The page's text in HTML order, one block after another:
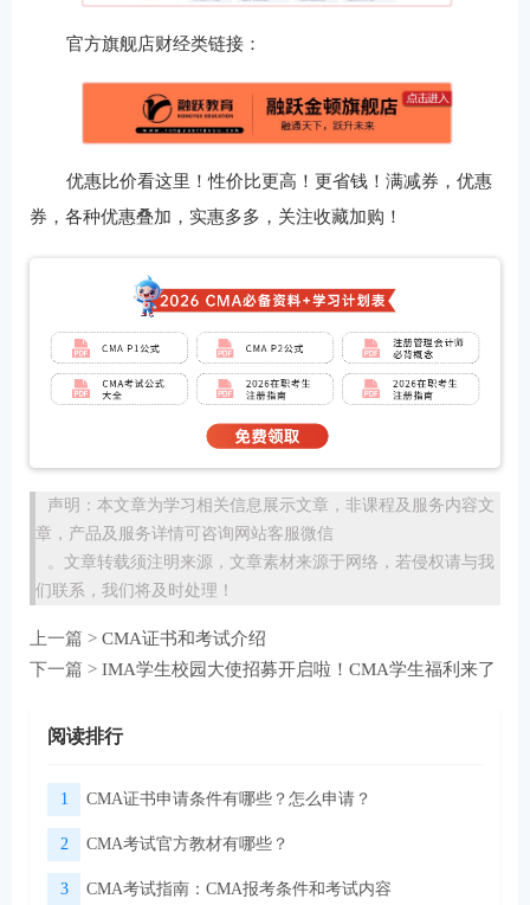
官方旗舰店财经类链接：
优惠比价看这里！性价比更高！更省钱！满减券，优惠
券，各种优惠叠加，实惠多多，关注收藏加购！
声明：本文章为学习相关信息展示文章，非课程及服务内容文
章，产品及服务详情可咨询网站客服微信
。文章转载须注明来源，文章素材来源于网络，若侵权请与我
们联系，我们将及时处理！
上一篇 > CMA证书和考试介绍
下一篇 > IMA学生校园大使招募开启啦！CMA学生福利来了
阅读排行
1 CMA证书申请条件有哪些？怎么申请？
2 CMA考试官方教材有哪些？
3 CMA考试指南：CMA报考条件和考试内容